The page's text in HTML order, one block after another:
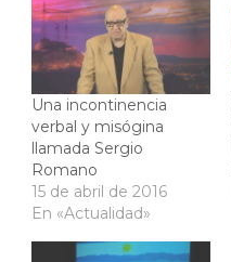
Una incontinencia
verbal y misógina
llamada Sergio
Romano
15 de abril de 2016
En «Actualidad»